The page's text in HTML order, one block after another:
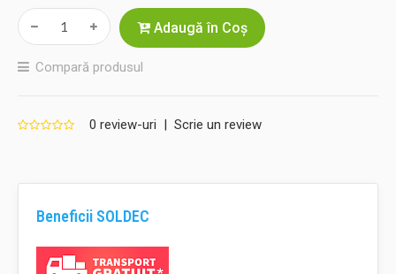
Adaugă în Coş
Compară produsul
0 review-uri | Scrie un review
Beneficii SOLDEC